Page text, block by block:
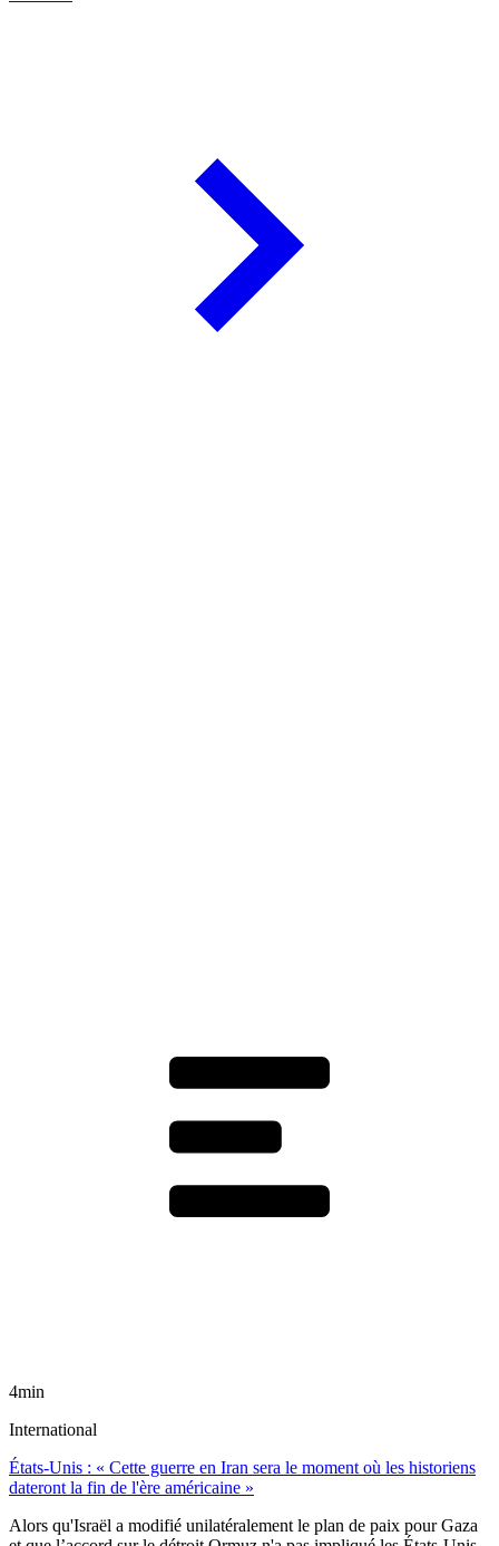
4min
International
États-Unis : « Cette guerre en Iran sera le moment où les historiens
dateront la fin de l'ère américaine »
Alors qu'Israël a modifié unilatéralement le plan de paix pour Gaza